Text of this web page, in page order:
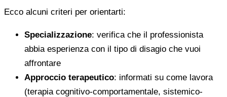
Ecco alcuni criteri per orientarti:
Specializzazione: verifica che il professionista
abbia esperienza con il tipo di disagio che vuoi
affrontare
Approccio terapeutico: informati su come lavora
(terapia cognitivo-comportamentale, sistemico-